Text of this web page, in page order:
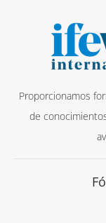
Proporcionamos
de